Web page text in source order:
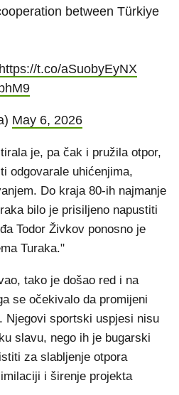
between Türkiye
https://t.co/aSuobyEyNX
May 6, 2026
je, pa čak i pružila otpor,
odgovarale uhićenjima,
Do kraja 80-ih najmanje
bilo je prisiljeno napustiti
Todor Živkov ponosno je
Turaka."
tako je došao red i na
se očekivalo da promijeni
Njegovi sportski uspjesi nisu
slavu, nego ih je bugarski
za slabljenje otpora
i širenje projekta